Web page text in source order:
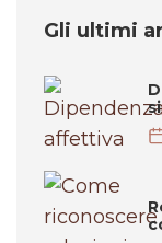
Gli ultimi